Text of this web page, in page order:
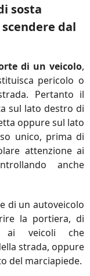
sosta
dal
di un veicolo,
pericolo o
Pertanto il
sul lato destro di
oppure sul lato
unico, prima di
attenzione ai
anche
di un autoveicolo
la portiera, di
ai veicoli che
strada, oppure
del marciapiede.